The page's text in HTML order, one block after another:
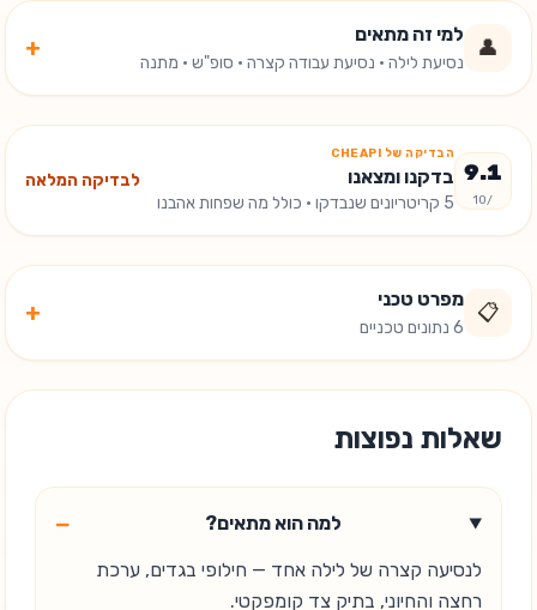
👤
למי זה מתאים
נסיעת לילה · נסיעת עבודה קצרה · סופ"ש · מתנה
+
9.1
/10
הבדיקה של CHEAPI
בדקנו ומצאנו
5 קריטריונים שנבדקו · כולל מה שפחות אהבנו
לבדיקה המלאה
📋
מפרט טכני
6 נתונים טכניים
+
שאלות נפוצות
למה הוא מתאים? −
לנסיעה קצרה של לילה אחד — חילופי בגדים, ערכת
רחצה והחיוני, בתיק צד קומפקטי.